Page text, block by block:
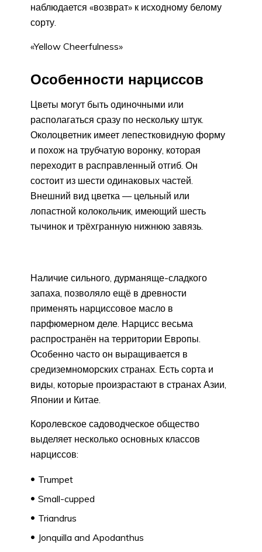
наблюдается «возврат» к исход­ному белому
сорту.
«Yellow Cheerfulness»
Особенности нарциссов
Цветы могут быть одиночными или
располагаться сразу по нескольку штук.
Околоцветник имеет лепестковидную форму
и похож на трубчатую воронку, которая
переходит в расправленный отгиб. Он
состоит из шести одинаковых частей.
Внешний вид цветка — цельный или
лопастной колокольчик, имеющий шесть
тычинок и трёхгранную нижнюю завязь.
Наличие сильного, дурманяще-сладкого
запаха, позволяло ещё в древности
применять нарциссовое масло в
парфюмерном деле. Нарцисс весьма
распространён на территории Европы.
Особенно часто он выращивается в
средиземноморских странах. Есть сорта и
виды, которые произрастают в странах Азии,
Японии и Китае.
Королевское садоводческое общество
выделяет несколько основных классов
нарциссов:
Trumpet
Small-cupped
Triandrus
Jonquilla and Apodanthus